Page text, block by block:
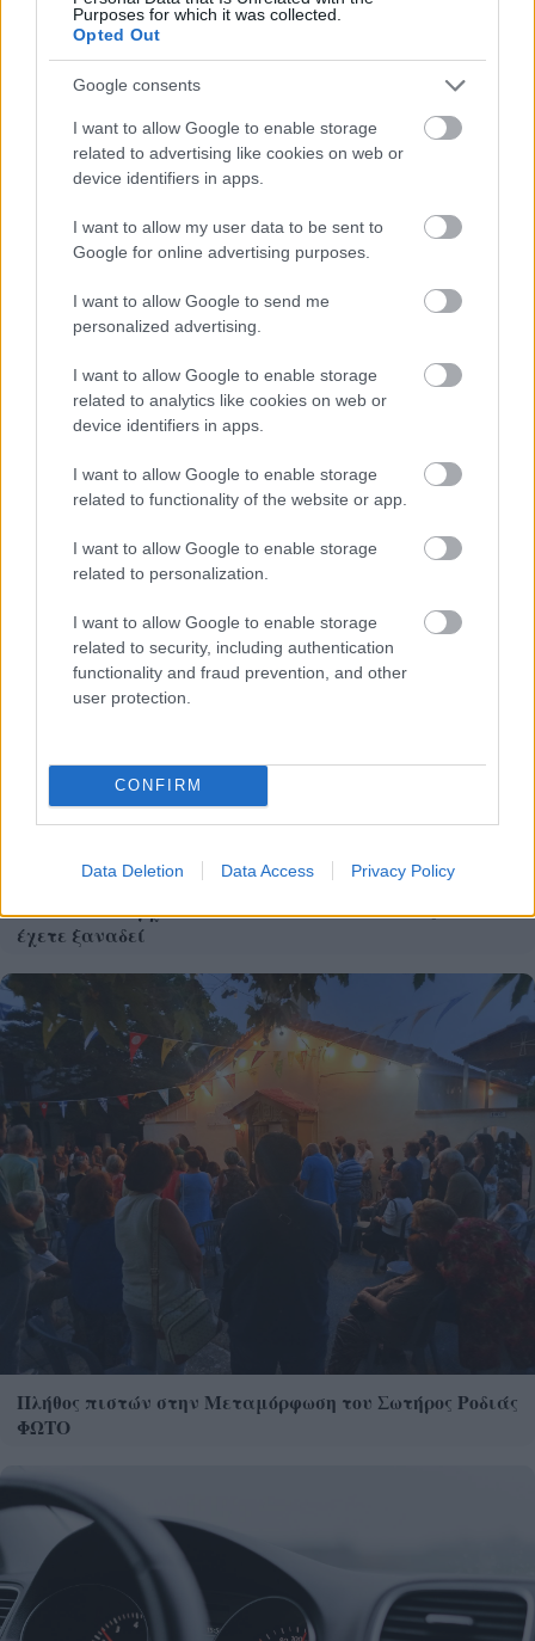
Purposes for which it was collected.
Opted Out
Google consents
I want to allow Google to enable storage
related to advertising like cookies on web or
device identifiers in apps.
I want to allow my user data to be sent to
Google for online advertising purposes.
I want to allow Google to send me
personalized advertising.
I want to allow Google to enable storage
related to analytics like cookies on web or
device identifiers in apps.
I want to allow Google to enable storage
related to functionality of the website or app.
I want to allow Google to enable storage
related to personalization.
I want to allow Google to enable storage
related to security, including authentication
functionality and fraud prevention, and other
user protection.
CONFIRM
Data Deletion Data Access Privacy Policy
Ο αχαιός Νίκος Πολυδερόπουλος σε σπάνιες στιγμές με
τον γιο του ΦΩΤΟ
voucher διακοπών
Το Minecraft έρχεται στο Nintendo Switch 2 όπως δεν το
έχετε ξαναδεί
Πλήθος πιστών στην Μεταμόρφωση του Σωτήρος Ροδιάς
ΦΩΤΟ